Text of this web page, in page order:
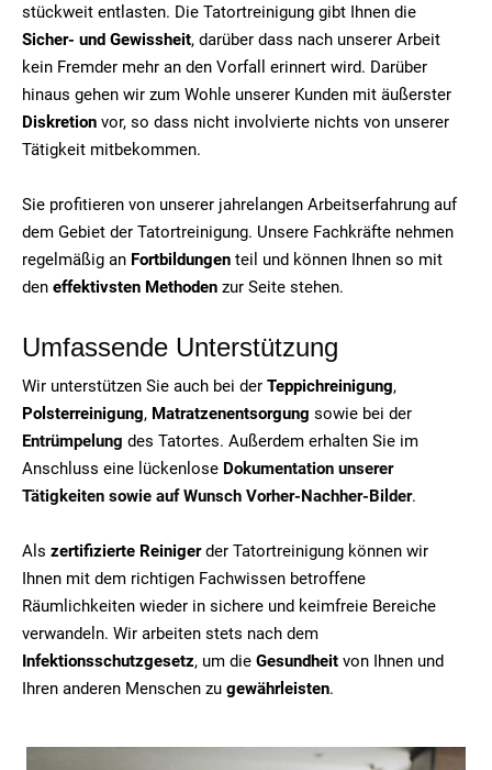
stückweit entlasten. Die Tatortreinigung gibt Ihnen die
Sicher- und Gewissheit, darüber dass nach unserer Arbeit
kein Fremder mehr an den Vorfall erinnert wird. Darüber
hinaus gehen wir zum Wohle unserer Kunden mit äußerster
Diskretion vor, so dass nicht involvierte nichts von unserer
Tätigkeit mitbekommen.
Sie profitieren von unserer jahrelangen Arbeitserfahrung auf
dem Gebiet der Tatortreinigung. Unsere Fachkräfte nehmen
regelmäßig an Fortbildungen teil und können Ihnen so mit
den effektivsten Methoden zur Seite stehen.
Umfassende Unterstützung
Wir unterstützen Sie auch bei der Teppichreinigung,
Polsterreinigung, Matratzenentsorgung sowie bei der
Entrümpelung des Tatortes. Außerdem erhalten Sie im
Anschluss eine lückenlose Dokumentation unserer
Tätigkeiten sowie auf Wunsch Vorher-Nachher-Bilder.
Als zertifizierte Reinigerder Tatortreinigung können wir
Ihnen mit dem richtigen Fachwissen betroffene
Räumlichkeiten wieder in sichere und keimfreie Bereiche
verwandeln. Wir arbeiten stets nach dem
Infektionsschutzgesetz, um die Gesundheit von Ihnen und
Ihren anderen Menschen zu gewährleisten.